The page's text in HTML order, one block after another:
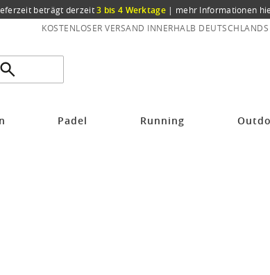
beträgt derzeit3 bis 4 Werktage | mehr Informationen
KOSTENLOSER VERSAND INNERHALB
Padel Running